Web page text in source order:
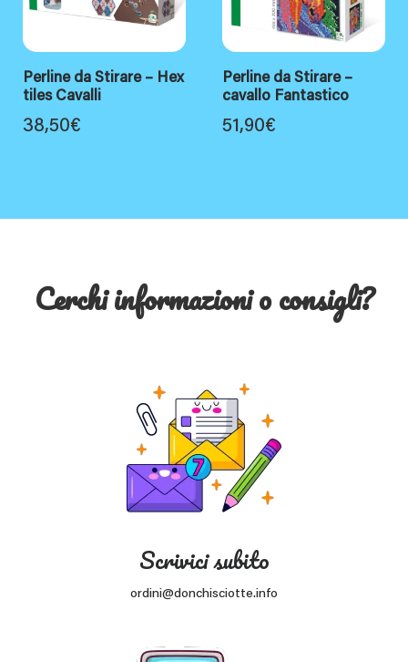
Perline da Stirare – Hex
tiles Cavalli
38,50€
Perline da Stirare –
cavallo Fantastico
51,90€
Cerchi informazioni o consigli?
Scrivici subito
ordini@donchisciotte.info